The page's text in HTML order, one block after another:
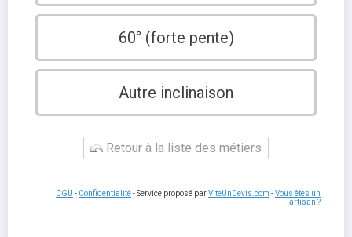
60° (forte pente)
Autre inclinaison
Retour à la liste des métiers
CGU - Confidentialité- Service proposé parViteUnDevis.com -Vous êtes un
artisan ?